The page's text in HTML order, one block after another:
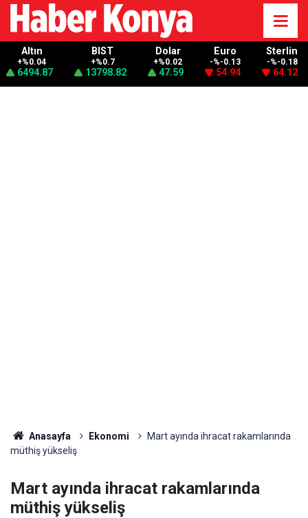
Altın
+%0.04
6494.87
BIST
+%0.7
13798.82
Dolar
+%0.02
47.59
Euro
-%-0.13
54.94
Sterlin
-%-0.18
64.12
Anasayfa Ekonomi
Mart ayında ihracat rakamlarında
müthiş yükseliş
Mart ayında ihracat rakamlarında
müthiş yükseliş